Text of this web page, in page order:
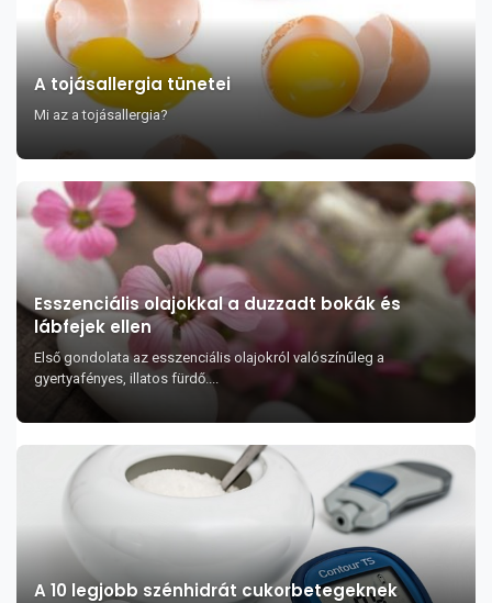
A tojásallergia tünetei
Mi az a tojásallergia?
Esszenciális olajokkal a duzzadt bokák és
lábfejek ellen
Első gondolata az esszenciális olajokról valószínűleg a
gyertyafényes, illatos fürdő....
A 10 legjobb szénhidrát cukorbetegeknek